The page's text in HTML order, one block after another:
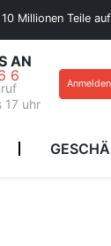
10 Millionen Teile
AN
6
17 uhr
Anmelden